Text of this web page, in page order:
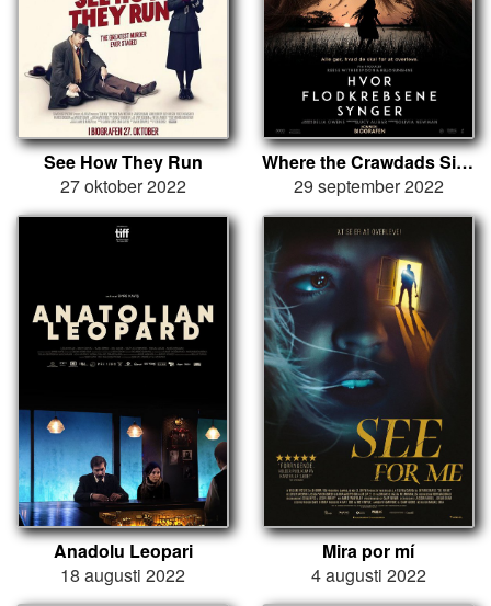
See How They Run
27 oktober 2022
Where the Crawdads Sing
29 september 2022
Anadolu Leopari
18 augusti 2022
Mira por mí
4 augusti 2022